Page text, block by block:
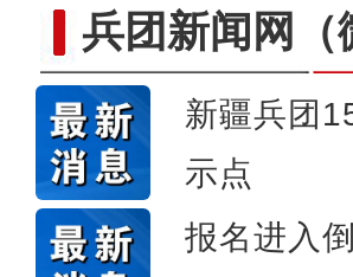
兵团新闻网
新疆兵团
示点
报名进入
侨乡故事 |